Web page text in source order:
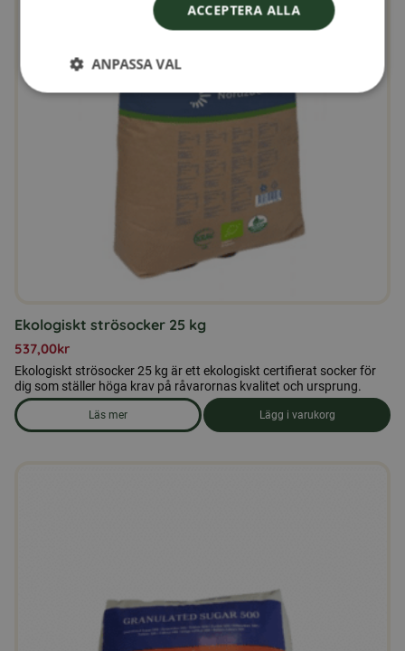
Ekologiskt strösocker 25 kg
537,00kr
Ekologiskt strösocker 25 kg är ett ekologiskt certifierat socker för
dig som ställer höga krav på råvarornas kvalitet och ursprung.
Läs mer
om produkten Ekologiskt strösocker 25 kg
Lägg i varukorg
ACCEPTERA ALLA
ANPASSA VAL